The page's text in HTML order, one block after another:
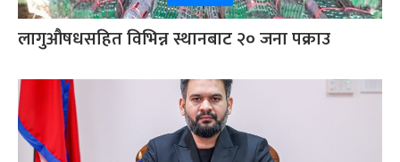
लागुऔषधसहित विभिन्न स्थानबाट २० जना पक्राउ